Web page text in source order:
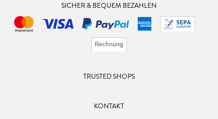
SICHER & BEQUEM BEZAHLEN
TRUSTED SHOPS
KONTAKT